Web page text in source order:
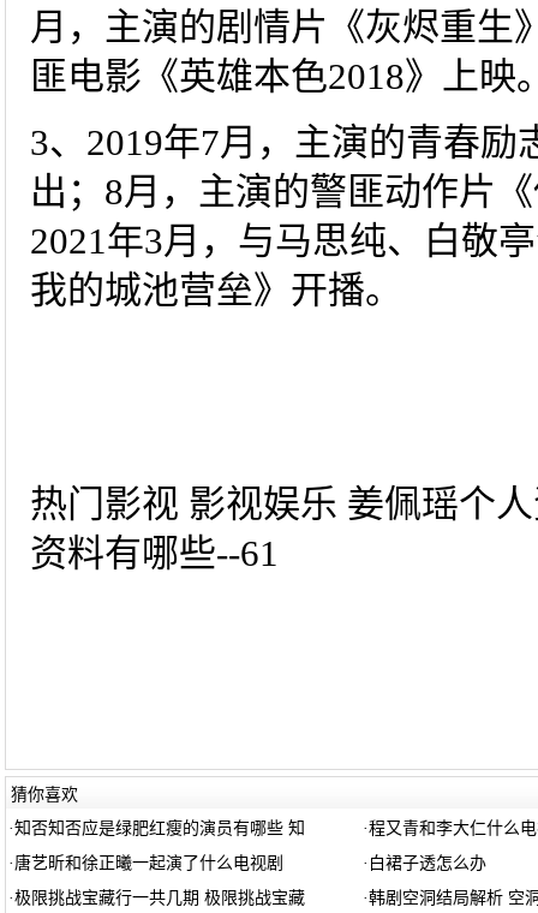
月，主演的剧情片《灰烬重生
匪电影《英雄本色2018》上映
3、2019年7月，主演的青春
出；8月，主演的警匪动作片
2021年3月，与马思纯、白敬
我的城池营垒》开播。
热门影视 影视娱乐 姜佩瑶个
资料有哪些--61
猜你喜欢
·知否知否应是绿肥红瘦的演员有哪些 知 ·程又青和李大仁什么
· 唐艺昕和徐正曦一起演了什么电视剧 · 白裙子透怎么办
·极限挑战宝藏行一共几期 极限挑战宝藏 ·韩剧空洞结局解析 空